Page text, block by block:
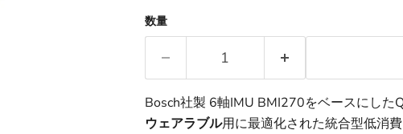
数量
Bosch社製 6軸IMU BMI270をベースにした
ウェアラブル用に最適化された統合型低消